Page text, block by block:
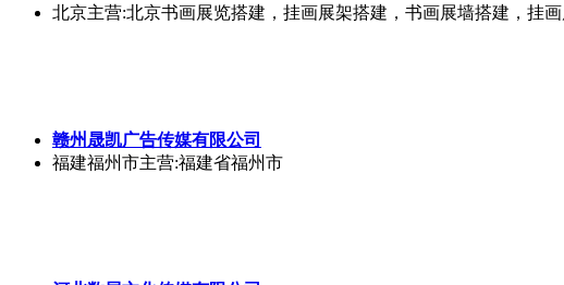
北京主营:北京书画展览搭建，挂画展架搭建，书画展墙搭建，挂
赣州晟凯广告传媒有限公司
福建福州市主营:福建省福州市